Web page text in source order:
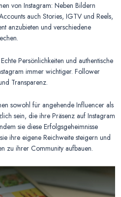
von Instagram: Neben Bildern
auch Stories, IGTV und Reels,
anzubieten und verschiedene
Persönlichkeiten und authentische
immer wichtiger. Follower
Transparenz.
sowohl für angehende Influencer als
sein, die ihre Präsenz auf Instagram
sie diese Erfolgsgeheimnisse
ihre eigene Reichweite steigern und
zu ihrer Community aufbauen.